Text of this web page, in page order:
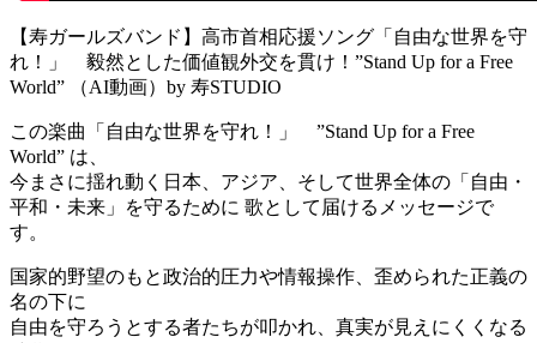
【寿ガールズバンド】高市首相応援ソング「自由な世界を守
れ！」 毅然とした価値観外交を貫け！”Stand Up for a Free
World” （AI動画）by 寿STUDIO
この楽曲「自由な世界を守れ！」 ”Stand Up for a Free
World” は、
今まさに揺れ動く日本、アジア、そして世界全体の「自由・
平和・未来」を守るために 歌として届けるメッセージで
す。
国家的野望のもと政治的圧力や情報操作、歪められた正義の
名の下に
自由を守ろうとする者たちが叩かれ、真実が見えにくくなる